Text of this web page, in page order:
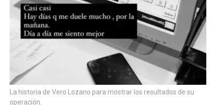
La historia de Vero Lozano para mostrar los resultados de su
operación.